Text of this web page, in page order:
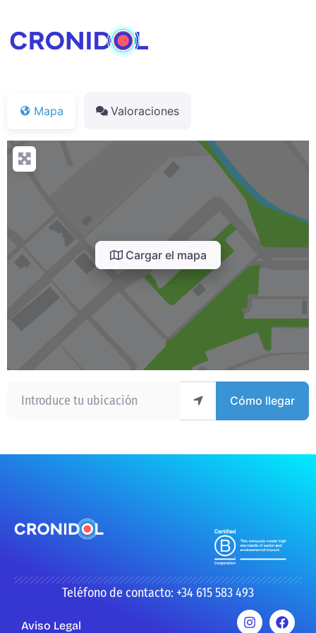
Mapa Valoraciones
Cargar el mapa
Cómo llegar
Teléfono de contacto: +34 615 583 493
Aviso Legal